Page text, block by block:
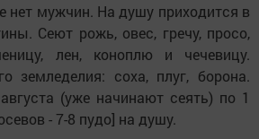
нет мужчин. На душу приходится в
Сеют рожь, овес, гречу, просо,
лен, коноплю и чечевицу.
земледелия: соха, плуг, борона.
(уже начинают сеять) по 1
- 7-8 пудо] на душу.